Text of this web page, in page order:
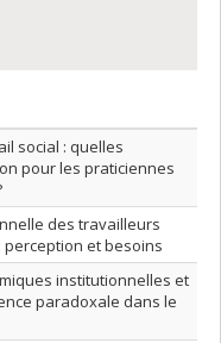
social : quelles
pour les praticiennes
des travailleurs
et besoins
institutionnelles et
paradoxale dans le